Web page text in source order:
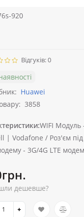
920
Відгуків: 0
Huawei
3858
WIFI Модуль
| Vodafone / Роз'єм
- 3G/4G LTE
дешевше?